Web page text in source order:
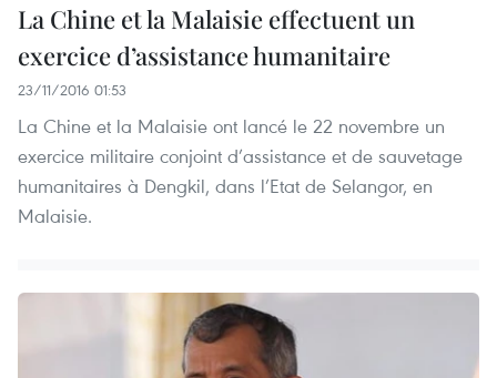
La Chine et la Malaisie effectuent un
exercice d’assistance humanitaire
23/11/2016 01:53
La Chine et la Malaisie ont lancé le 22 novembre un
exercice militaire conjoint d’assistance et de sauvetage
humanitaires à Dengkil, dans l’Etat de Selangor, en
Malaisie.